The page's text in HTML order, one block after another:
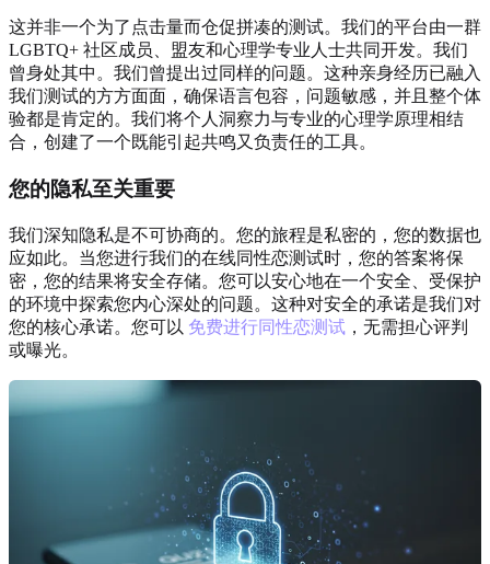
这并非一个为了点击量而仓促拼凑的测试。我们的平台由一群
LGBTQ+ 社区成员、盟友和心理学专业人士共同开发。我们
曾身处其中。我们曾提出过同样的问题。这种亲身经历已融入
我们测试的方方面面，确保语言包容，问题敏感，并且整个体
验都是肯定的。我们将个人洞察力与专业的心理学原理相结
合，创建了一个既能引起共鸣又负责任的工具。
您的隐私至关重要
我们深知隐私是不可协商的。您的旅程是私密的，您的数据也
应如此。当您进行我们的在线同性恋测试时，您的答案将保
密，您的结果将安全存储。您可以安心地在一个安全、受保护
的环境中探索您内心深处的问题。这种对安全的承诺是我们对
您的核心承诺。您可以 免费进行同性恋测试 ，无需担心评判
或曝光。